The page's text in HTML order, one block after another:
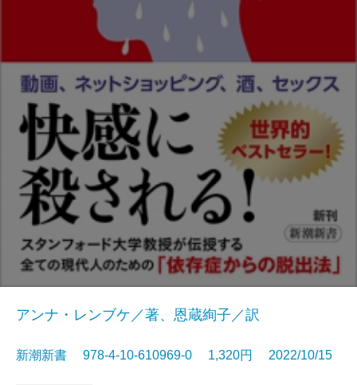
アンナ・レンブケ／著、恩蔵絢子／訳
新潮新書 978-4-10-610969-0 1,320円 2022/10/15